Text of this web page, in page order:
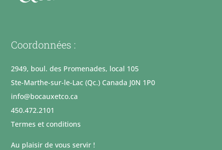
Coordonnées :
2949, boul. des Promenades, local 105
Ste-Marthe-sur-le-Lac (Qc.) Canada J0N 1P0
info@bocauxetco.ca
450.472.2101
Termes et conditions
Au plaisir de vous servir !